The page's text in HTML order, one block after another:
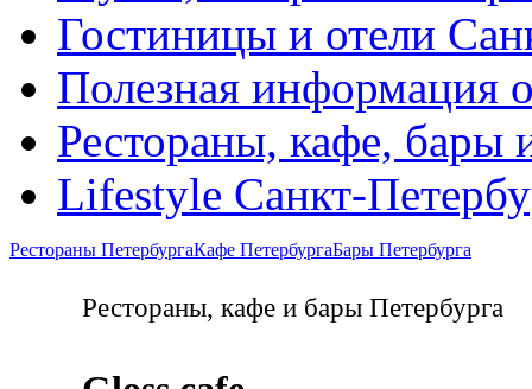
Гостиницы и отели
Полезная информация
Рестораны, кафе, бары
Lifestyle Санкт-
Рестораны ПетербургаКафе ПетербургаБары Петербурга
Рестораны, кафе и бары Петербурга